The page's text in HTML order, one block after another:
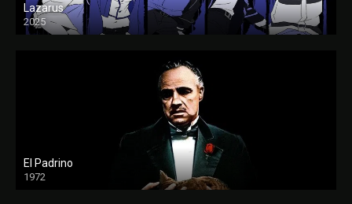
Lazarus
2025
El Padrino
1972
FULL HD